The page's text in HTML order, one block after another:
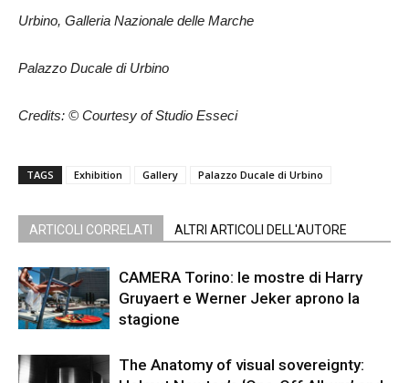
Urbino, Galleria Nazionale delle Marche
Palazzo Ducale di Urbino
Credits: © Courtesy of Studio Esseci
TAGS Exhibition Gallery Palazzo Ducale di Urbino
ARTICOLI CORRELATI ALTRI ARTICOLI DELL'AUTORE
CAMERA Torino: le mostre di Harry
Gruyaert e Werner Jeker aprono la
stagione
The Anatomy of visual sovereignty: